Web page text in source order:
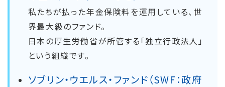
私たちが払った年金保険料を運用している、世
界最大級のファンド。
日本の厚生労働省が所管する「独立行政法人」
という組織です。
ソブリン・ウエルス・ファンド（SWF：政府